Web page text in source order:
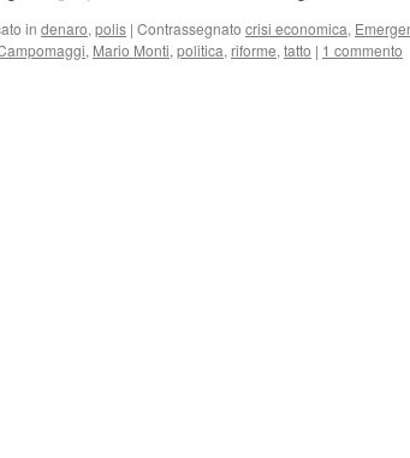
in denaro, polis | Contrassegnato crisi economica,
, Mario Monti, politica, riforme, tatto | 1 commento